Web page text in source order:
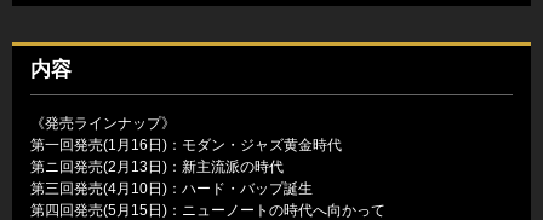
内容
《発売ラインナップ》
第一回発売(1月16日)：モダン・ジャズ黄金時代
第ニ回発売(2月13日)：新主流派の時代
第三回発売(4月10日)：ハード・バップ誕生
第四回発売(5月15日)：ニューノートの時代へ向かって